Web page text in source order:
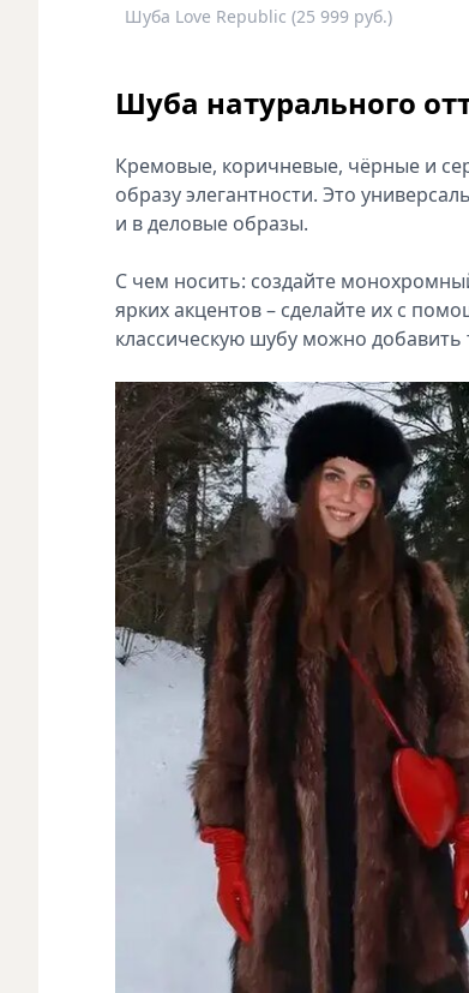
Шуба Love Republic (25 999 руб.)
Шуба натурального
Кремовые, коричневые, чёрные и
образу элегантности. Это
и в деловые образы.
С чем носить: создайте
ярких акцентов – сделайте их с
классическую шубу можно